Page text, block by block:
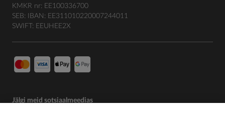
KMKR nr: EE100336700
SEB: IBAN: EE311010220007244011
SWIFT: EEUHEE2X
Jälgi meid sotsiaalmeedias